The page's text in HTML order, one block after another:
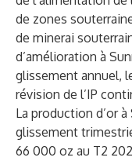
de zones
de minerai
d’amélioration à
glissement annuel,
révision de l’IP
La production d’or
glissement
66 000 oz au T2